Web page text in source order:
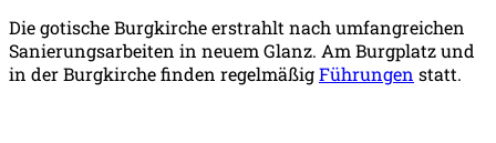
Die gotische Burgkirche erstrahlt nach umfangreichen
Sanierungsarbeiten in neuem Glanz. Am Burgplatz und
in der Burgkirche finden regelmäßigFührungen statt.